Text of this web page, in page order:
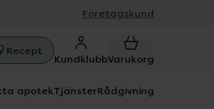
Företagskund
Recept
KundklubbVarukorg
apotekTjänsterRådgivning